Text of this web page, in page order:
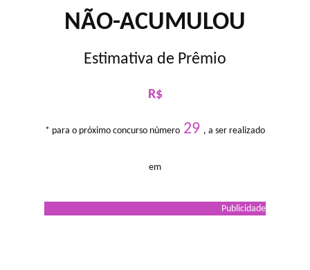
NÃO-ACUMULOU
Estimativa de Prêmio
R$
* para o próximo concurso número 29 , a ser realizado
em
Publicidade